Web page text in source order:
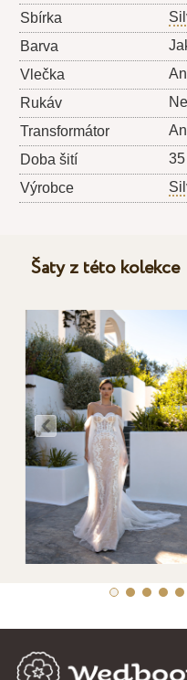
Sbírka
Barva
Vlečka
Rukáv
Transformátor
Doba šití
Výrobce
Šaty z této kolekce